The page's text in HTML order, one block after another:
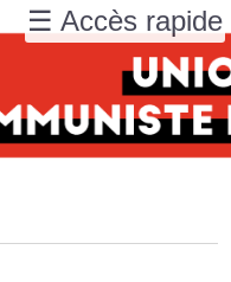
☰ Accès rapide